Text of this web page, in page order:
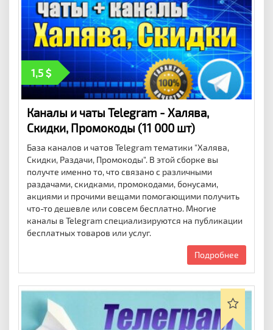
1,5
Каналы и чаты Telegram - Халява,
Скидки, Промокоды (11 000 шт)
База каналов и чатов Telegram тематики "Халява,
Скидки, Раздачи, Промокоды". В этой сборке вы
получте именно то, что связано с различными
раздачами, скидками, промокодами, бонусами,
акциями и прочими вещами помогающими получить
что-то дешевле или совсем бесплатно. Многие
каналы в Telegram специализируются на публикации
бесплатных товаров или услуг.
Подробнее